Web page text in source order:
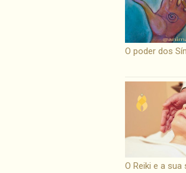
O poder dos
O Reiki e a sua